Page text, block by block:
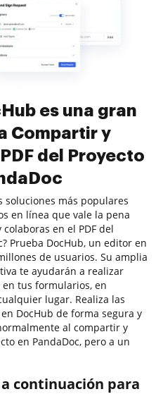
es una gran
Compartir y
del Proyecto
soluciones más populares
en línea que vale la pena
en el PDF del
Prueba DocHub, un editor en
de usuarios. Su amplia
te ayudarán a realizar
tus formularios, en
lugar. Realiza las
DocHub de forma segura y
al compartir y
en PandaDoc, pero a un
continuación para